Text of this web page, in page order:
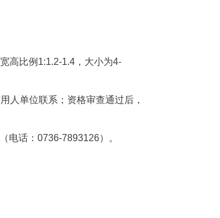
高比例1:1.2-1.4，大小为4-
人单位联系；资格审查通过后，
电话：0736-7893126）。